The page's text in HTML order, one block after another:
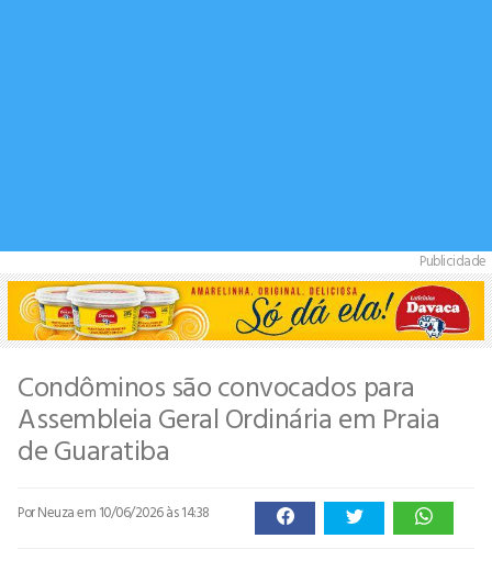
Publicidade
Condôminos são convocados para
Assembleia Geral Ordinária em Praia
de Guaratiba
Por Neuzaem 10/06/2026 às 14:38